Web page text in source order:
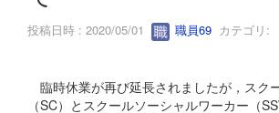
投稿日時 : 2020/05/01 職員69 カテゴリ:
臨時休業が再び延長されましたが，スク
（SC）とスクールソーシャルワーカー（